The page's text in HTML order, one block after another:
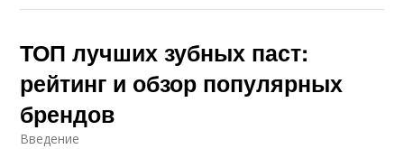
ТОП лучших зубных паст:
рейтинг и обзор популярных
брендов
Введение